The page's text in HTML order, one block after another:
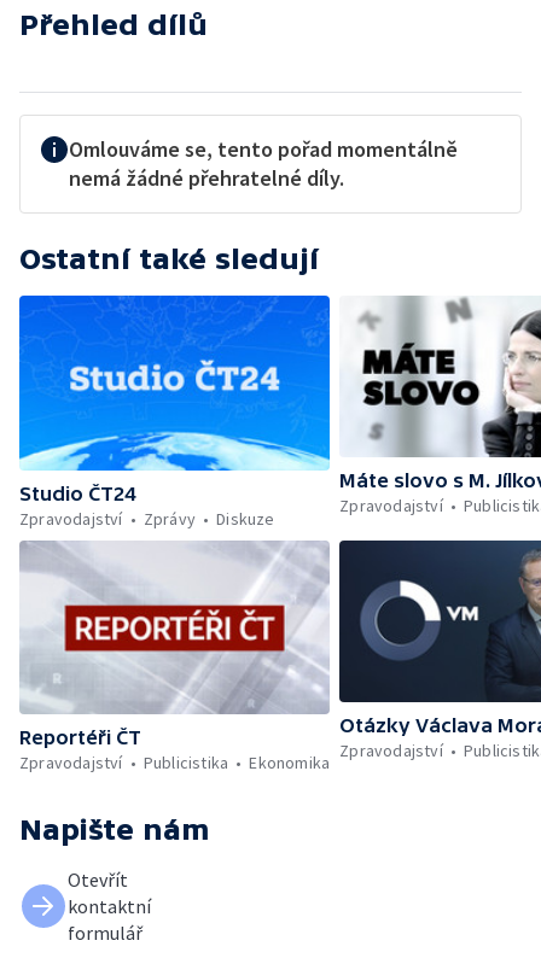
Přehled dílů
Omlouváme se, tento pořad momentálně
nemá žádné přehratelné díly.
Ostatní také sledují
Studio ČT24
Zpravodajství
Zprávy Diskuze
Máte slovo s M.
Zpravodajství
Reportéři ČT
Zpravodajství
Publicistika Ekonomika
Otázky Václava
Zpravodajství
Napište nám
Otevřít
kontaktní
formulář